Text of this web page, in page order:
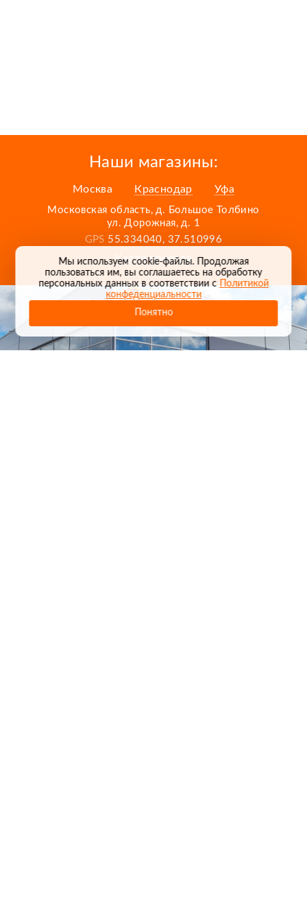
Наши магазины:
Москва Краснодар Уфа
Московская область, д. Большое Толбино
ул. Дорожная, д. 1
GPS 55.334040, 37.510996
Карта проезда
Мы используем cookie-файлы. Продолжая
пользоваться им, вы соглашаетесь на обработку
персональных данных в соответствии сПолитикой
конфеденциальности
Понятно